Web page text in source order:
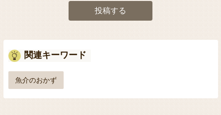
投稿する
関連キーワード
魚介のおかず